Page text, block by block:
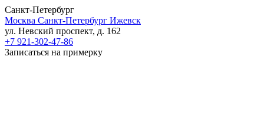
Санкт-Петербург
Москва Санкт-Петербург Ижевск
ул. Невский проспект, д. 162
+7 921-302-47-86
Записаться на примерку